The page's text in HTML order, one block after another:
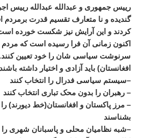
رییس جمهوری و عبدالله عبدالله رییس
گندیده و نا متعارف تقسیم قدرت برمردم
کردند و این آرایش نیز شکست خورده
اکنون زمانی آن فرا رسیده است که مردم
سرنوشت سیاسی شان را خود تعیین کنند.
افغانستان)باید آزادی و اختیار داشته باشند
–سیستم سیاسی فدرال را انتخاب کنند
–رهبران را بدون محک تباری انتخاب کنند
–مرز پاکستان و افغانستان(خط دیورند)را
بشناسند
–شبه نظامیان محلی و پاسبانان شهری را